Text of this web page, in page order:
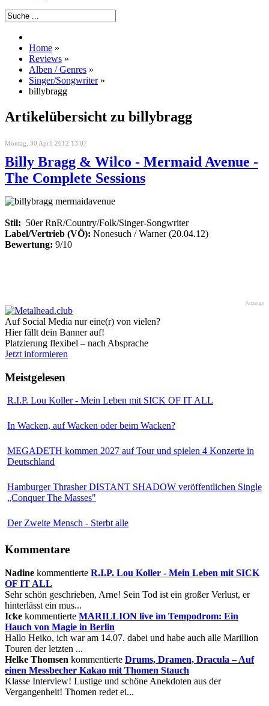
Home »
Reviews »
Alben / Genres »
Singer/Songwriter »
billybragg
Artikelübersicht zu billybragg
Montag, 30 April 2012 13:07
Billy Bragg & Wilco - Mermaid Avenue -
The Complete Sessions
Stil: 50er RnR/Country/Folk/Singer-Songwriter
Label/Vertrieb (VÖ): Nonesuch / Warner (20.04.12)
Bewertung: 9/10
Anzeige
Auf Social Media nur eine(r) von vielen?
Hier fällt dein Banner auf!
Platzierung flexibel – nach Absprache
Jetzt informieren
Meistgelesen
R.I.P. Lou Koller - Mein Leben mit SICK OF IT ALL
In Wacken, auf Wacken oder beim Wacken?
MEGADETH kommen 2027 auf Tour und spielen 4 Konzerte in
Deutschland
Hamburger Thrasher DISTANT SHADOW veröffentlichen Single
„Conquer The Masses"
Der Zweite Mensch - Sterbt alle
Kommentare
Nadine kommentierte R.I.P. Lou Koller - Mein Leben mit SICK
OF IT ALL
Sehr schön geschrieben, Arne! Sein Tod ist ein großer Verlust, er
hinterlässt ein mus...
Icke kommentierte MARILLION live im Tempodrom: Ein
Hauch von Magie in Berlin
Hallo Heiko, ich war am 14.07. dabei und habe auch alle Marillion
Touren der letzten ...
Helke Thomsen kommentierte Drums, Dramen, Dracula – Auf
einen Messbecher Kakao mit Thomen Stauch
Klasse Interview! Lustige und schöne Anekdoten aus der
Vergangenheit! Thomen redet ei...